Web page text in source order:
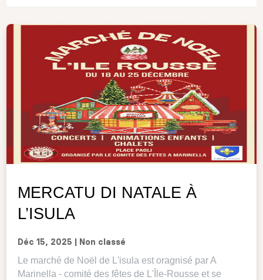
MERCATU DI NATALE À
L’ISULA
Déc 15, 2025 Non classé
Le marché de Noël de L'isula est oragnisé par A
Marinella - comité des fêtes de L'Île-Rousse et se